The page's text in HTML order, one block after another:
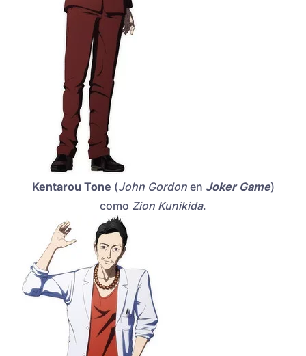
Kentarou Tone (John Gordon en Joker Game)
como Zion Kunikida.